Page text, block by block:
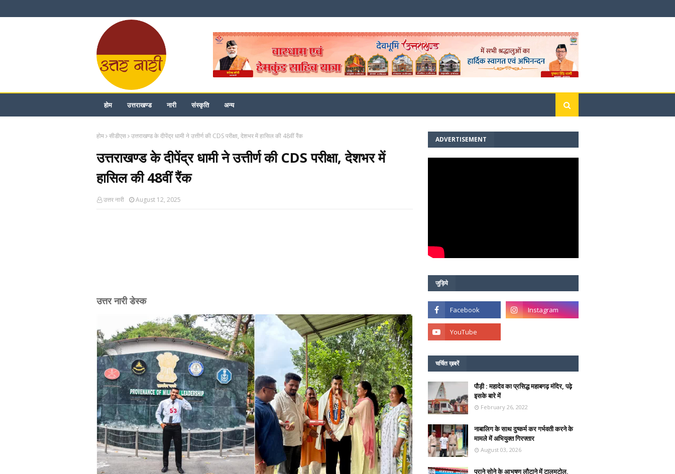
होम उत्तराखण्ड नारी संस्कृति अन्य
होम सीडीएस उत्तराखण्ड के दीपेंद्र धामी ने उत्तीर्ण की CDS परीक्षा, देशभर में हासिल की 48वीं रैंक
उत्तराखण्ड के दीपेंद्र धामी ने उत्तीर्ण की CDS परीक्षा, देशभर में
हासिल की 48वीं रैंक
उत्तर नारी August 12, 2025
उत्तर नारी डेस्क
ADVERTISEMENT
जुड़िये
चर्चित ख़बरें
पौड़ी : महादेव का प्रसिद्ध महाबगढ़ मंदिर, पढ़े
इसके बारे में
February 26, 2022
नाबालिग के साथ दुष्कर्म कर गर्भवती करने के
मामले में अभियुक्त गिरफ्तार
August 03, 2026
पुराने सोने के आभूषण लौटाने में टालमटोल,